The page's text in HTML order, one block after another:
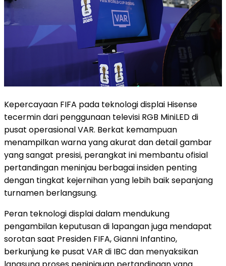
Kepercayaan FIFA pada teknologi displai Hisense
tecermin dari penggunaan televisi RGB MiniLED di
pusat operasional VAR. Berkat kemampuan
menampilkan warna yang akurat dan detail gambar
yang sangat presisi, perangkat ini membantu ofisial
pertandingan meninjau berbagai insiden penting
dengan tingkat kejernihan yang lebih baik sepanjang
turnamen berlangsung.
Peran teknologi displai dalam mendukung
pengambilan keputusan di lapangan juga mendapat
sorotan saat Presiden FIFA, Gianni Infantino,
berkunjung ke pusat VAR di IBC dan menyaksikan